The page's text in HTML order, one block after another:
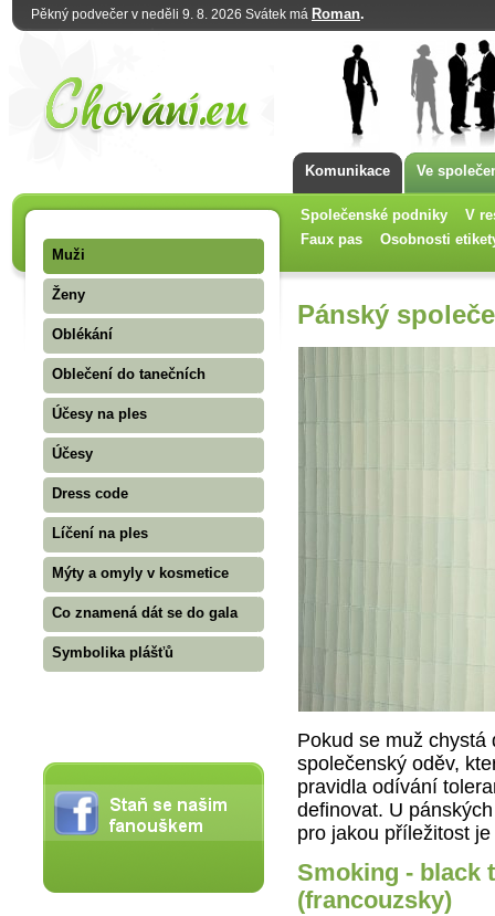
Pěkný podvečer v neděli 9. 8. 2026 Svátek má Roman.
Komunikace Ve
Společenské podniky
V
Faux pas
Osobnosti
Muži
Ženy
Oblékání
Oblečení do tanečních
Účesy na ples
Účesy
Dress code
Líčení na ples
Mýty a omyly v kosmetice
Co znamená dát se do gala
Symbolika plášťů
Pánský
Pokud se muž chystá
společenský oděv,
pravidla odívání
definovat. U
pro jakou příležitost
Smoking - black
(francouzsky)